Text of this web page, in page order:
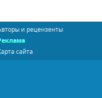
и рецензенты
сайта